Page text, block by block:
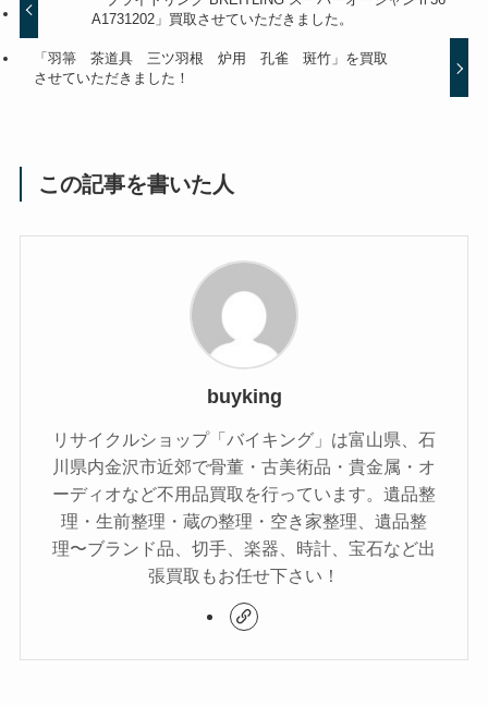
A1731202」買取させていただきました。
「羽箒 茶道具 三ツ羽根 炉用 孔雀 斑竹」を買取
させていただきました！
この記事を書いた人
buyking
リサイクルショップ「バイキング」は富山県、石
川県内金沢市近郊で骨董・古美術品・貴金属・オ
ーディオなど不用品買取を行っています。遺品整
理・生前整理・蔵の整理・空き家整理、遺品整
理〜ブランド品、切手、楽器、時計、宝石など出
張買取もお任せ下さい！